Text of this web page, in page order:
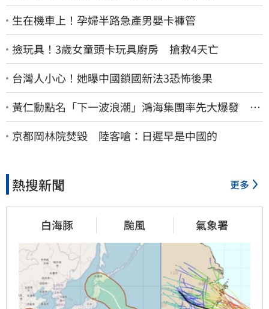
生在機車上！孕婦半路急產男嬰卡褲管
撿玩具！3歲女童頭卡玩具廚房 搶救4天亡
台灣人小心！她曝中國鎖國新法3恐怖後果
黃仁勳點名「下一波浪潮」鴻海集團率先大爆發 台
股這族群全面噴出
京都岡林院焚毀 陸客嗆：日遲早是中國的
熱搜新聞 更多
白海豚 颱風 氣象署